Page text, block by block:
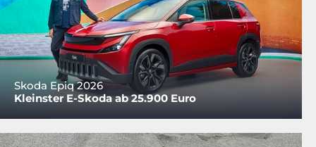
Skoda Epiq 2026
Kleinster E-Skoda ab 25.900 Euro